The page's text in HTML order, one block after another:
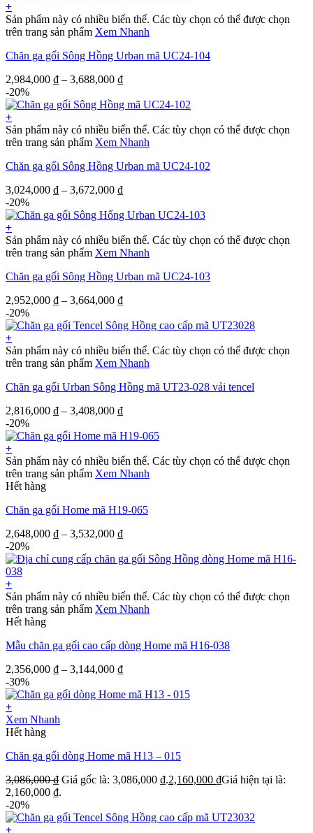
+
Sản phẩm này có nhiều biến thể. Các tùy chọn có thể được chọn
trên trang sản phẩm Xem Nhanh
Chăn ga gối Sông Hồng Urban mã UC24-104
2,984,000 ₫ – 3,688,000 ₫
-20%
+
Sản phẩm này có nhiều biến thể. Các tùy chọn có thể được chọn
trên trang sản phẩm Xem Nhanh
Chăn ga gối Sông Hồng Urban mã UC24-102
3,024,000 ₫ – 3,672,000 ₫
-20%
+
Sản phẩm này có nhiều biến thể. Các tùy chọn có thể được chọn
trên trang sản phẩm Xem Nhanh
Chăn ga gối Sông Hồng Urban mã UC24-103
2,952,000 ₫ – 3,664,000 ₫
-20%
+
Sản phẩm này có nhiều biến thể. Các tùy chọn có thể được chọn
trên trang sản phẩm Xem Nhanh
Chăn ga gối Urban Sông Hồng mã UT23-028 vải tencel
2,816,000 ₫ – 3,408,000 ₫
-20%
+
Sản phẩm này có nhiều biến thể. Các tùy chọn có thể được chọn
trên trang sản phẩm Xem Nhanh
Hết hàng
Chăn ga gối Home mã H19-065
2,648,000 ₫ – 3,532,000 ₫
-20%
+
Sản phẩm này có nhiều biến thể. Các tùy chọn có thể được chọn
trên trang sản phẩm Xem Nhanh
Hết hàng
Mẫu chăn ga gối cao cấp dòng Home mã H16-038
2,356,000 ₫ – 3,144,000 ₫
-30%
+
Xem Nhanh
Hết hàng
Chăn ga gối dòng Home mã H13 – 015
3,086,000₫ Giá gốc là: 3,086,000 ₫.2,160,000 ₫Giá hiện tại là:
2,160,000 ₫.
-20%
+